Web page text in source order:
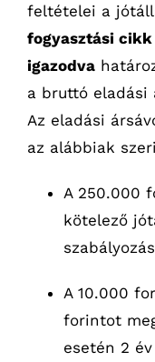
feltételei a
fogyasztási
igazodva
a bruttó
Az eladási
az alábbiak
A 250.000
kötelező
A 10.000
forintot
esetén 2